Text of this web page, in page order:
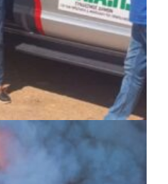
σε
Λυκόβρυση –